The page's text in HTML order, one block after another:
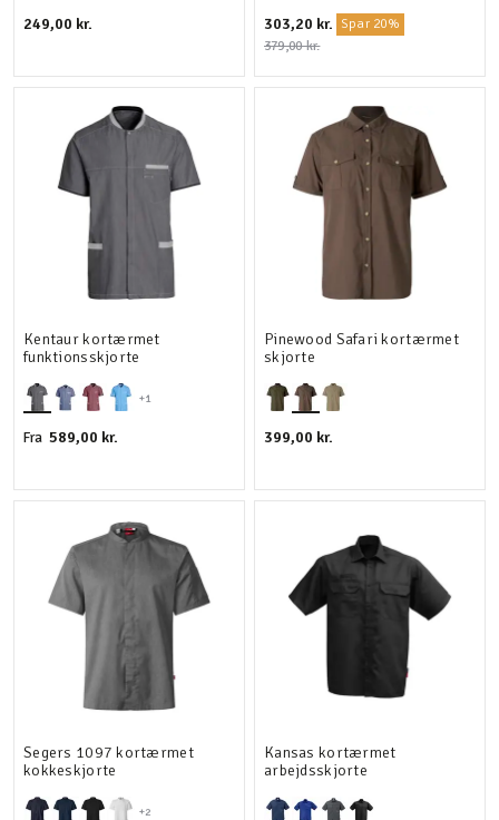
249,00 kr. 303,20 kr. Spar 20%
379,00 kr.
+1
Kentaur kortærmet
funktionsskjorte
Fra 589,00 kr.
Pinewood Safari kortærmet
skjorte
399,00 kr.
+2
Segers 1097 kortærmet
kokkeskjorte
Kansas kortærmet
arbejdsskjorte